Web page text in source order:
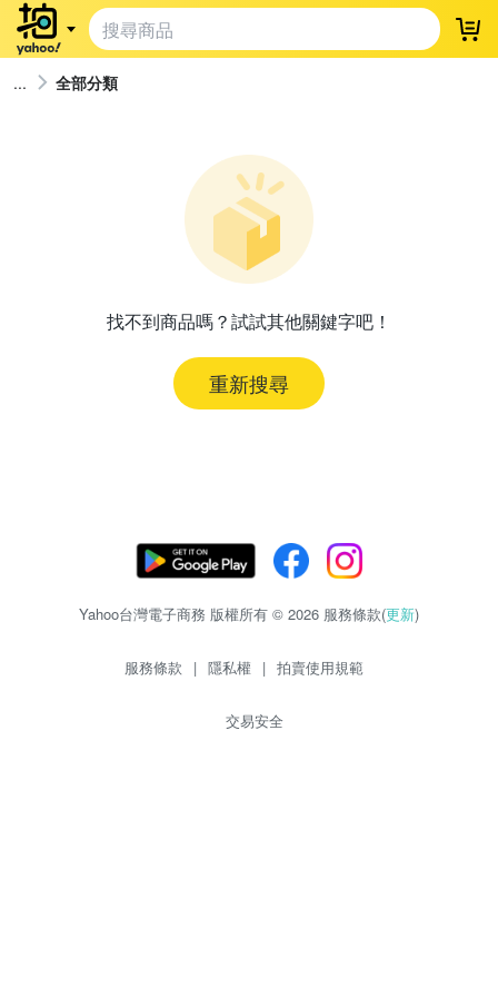
登
全部分類
找不到商品嗎？試試其他關鍵字吧！
重新搜尋
Yahoo台灣電子商務 版權所有 © 2026 服務條款(更新)
服務條款 | 隱私權 | 拍賣使用規範
交易安全